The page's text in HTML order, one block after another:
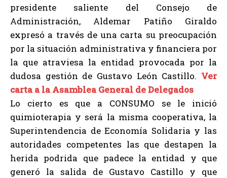
presidente saliente del Consejo de
Administración, Aldemar Patiño Giraldo
expresó a través de una carta su preocupación
por la situación administrativa y financiera por
la que atraviesa la entidad provocada por la
dudosa gestión de Gustavo León Castillo. Ver
carta a la Asamblea General de Delegados
Lo cierto es que a CONSUMO se le inició
quimioterapia y será la misma cooperativa, la
Superintendencia de Economía Solidaria y las
autoridades competentes las que destapen la
herida podrida que padece la entidad y que
generó la salida de Gustavo Castillo y que